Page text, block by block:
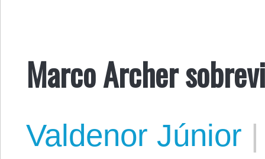
Marco Archer
Valdenor Júnior |